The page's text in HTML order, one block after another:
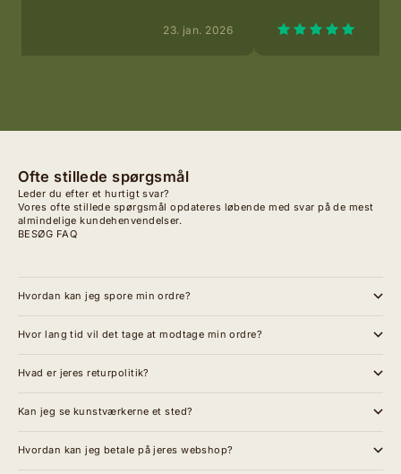
Ofte stillede spørgsmål
Leder du efter et hurtigt svar?
Vores ofte stillede spørgsmål opdateres løbende med svar på de mest
almindelige kundehenvendelser.
BESØG FAQ
Hvordan kan jeg spore min ordre?
Hvor lang tid vil det tage at modtage min ordre?
Hvad er jeres returpolitik?
Kan jeg se kunstværkerne et sted?
Hvordan kan jeg betale på jeres webshop?